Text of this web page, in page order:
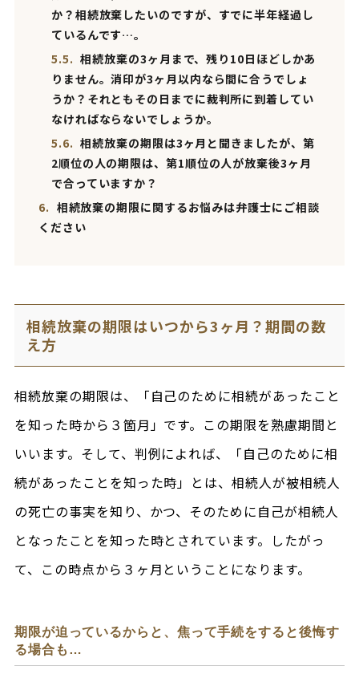
か？相続放棄したいのですが、すでに半年経過し
ているんです…。
5.5. 相続放棄の3ヶ月まで、残り10日ほどしかあ
りません。消印が3ヶ月以内なら間に合うでしょ
うか？それともその日までに裁判所に到着してい
なければならないでしょうか。
5.6. 相続放棄の期限は3ヶ月と聞きましたが、第
2順位の人の期限は、第1順位の人が放棄後3ヶ月
で合っていますか？
6. 相続放棄の期限に関するお悩みは弁護士にご相談
ください
相続放棄の期限はいつから3ヶ月？期間の数
え方
相続放棄の期限は、「自己のために相続があったこと
を知った時から３箇月」です。この期限を熟慮期間と
いいます。そして、判例によれば、「自己のために相
続があったことを知った時」とは、相続人が被相続人
の死亡の事実を知り、かつ、そのために自己が相続人
となったことを知った時とされています。したがっ
て、この時点から３ヶ月ということになります。
期限が迫っているからと、焦って手続をすると後悔す
る場合も…